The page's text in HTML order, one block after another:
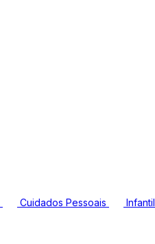
Cuidados Pessoais Infantil